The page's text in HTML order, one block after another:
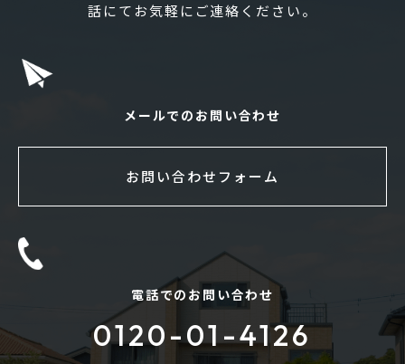
話にてお気軽にご連絡ください。
メールでのお問い合わせ
お問い合わせフォーム
電話でのお問い合わせ
0120-01-4126